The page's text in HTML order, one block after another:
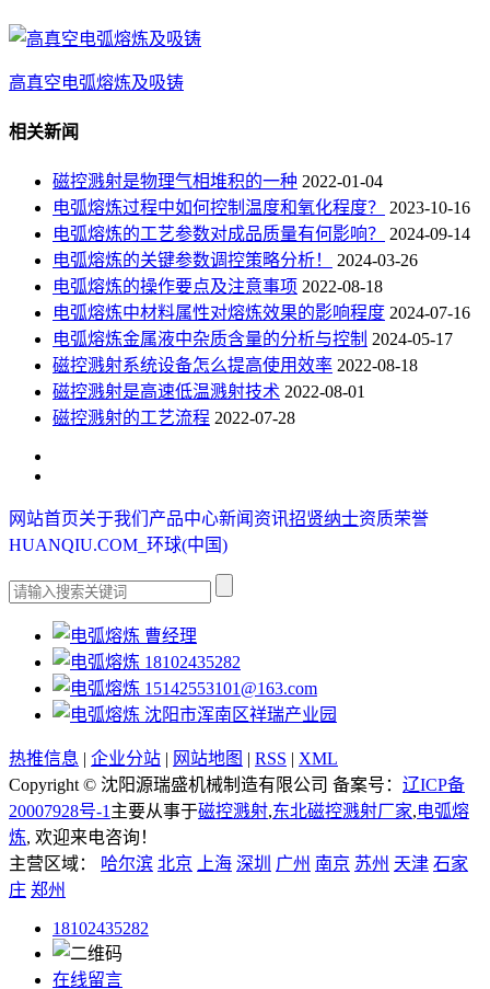
高真空电弧熔炼及吸铸
相关新闻
磁控溅射是物理气相堆积的一种 2022-01-04
电弧熔炼过程中如何控制温度和氧化程度？
2023-10-16
电弧熔炼的工艺参数对成品质量有何影响？
2024-09-14
电弧熔炼的关键参数调控策略分析！
2024-03-26
电弧熔炼的操作要点及注意事项 2022-08-18
电弧熔炼中材料属性对熔炼效果的影响程度 2024-07-16
电弧熔炼金属液中杂质含量的分析与控制 2024-05-17
磁控溅射系统设备怎么提高使用效率 2022-08-18
磁控溅射是高速低温溅射技术 2022-08-01
磁控溅射的工艺流程 2022-07-28
网站首页关于我们 产品中心新闻资讯招贤纳士资质荣誉
HUANQIU.COM_环球(中国)
曹经理
18102435282
15142553101@163.com
沈阳市浑南区祥瑞产业园
热推信息 | 企业分站 | 网站地图 | RSS | XML
Copyright © 沈阳源瑞盛机械制造有限公司 备案号： 辽ICP备
20007928号-1 主要从事于磁控溅射,东北磁控溅射厂家,电弧熔
炼, 欢迎来电咨询！
主营区域： 哈尔滨 北京 上海 深圳 广州 南京 苏州 天津 石家
庄 郑州
18102435282
在线留言